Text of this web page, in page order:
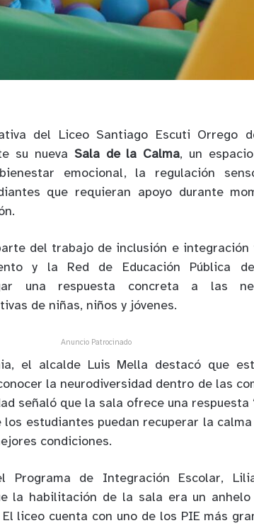
del Liceo Santiago Escuti Orrego
su nueva Sala de la Calma, un
emocional, la regulación
que requieran apoyo durante
del trabajo de inclusión e integración
y la Red de Educación Pública
una respuesta concreta a las
de niñas, niños y jóvenes.
Anuncio Patrocinado
el alcalde Luis Mella destacó que
la neurodiversidad dentro de las
señaló que la sala ofrece una respuesta
los estudiantes puedan recuperar la
condiciones.
Programa de Integración Escolar,
la habilitación de la sala era un
liceo cuenta con uno de los PIE más